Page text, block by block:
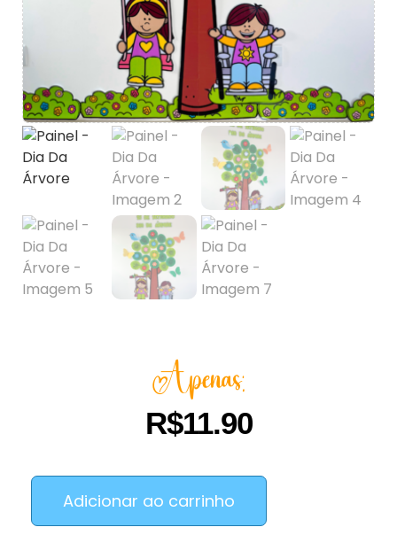
Apenas:
R$11.90
Adicionar ao carrinho